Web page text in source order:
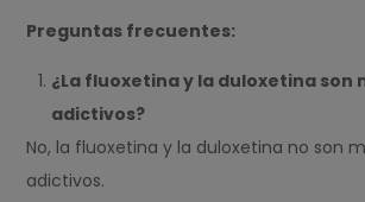
Preguntas frecuentes:
¿La fluoxetina y la duloxetina son
adictivos?
No, la fluoxetina y la duloxetina no son
adictivos.